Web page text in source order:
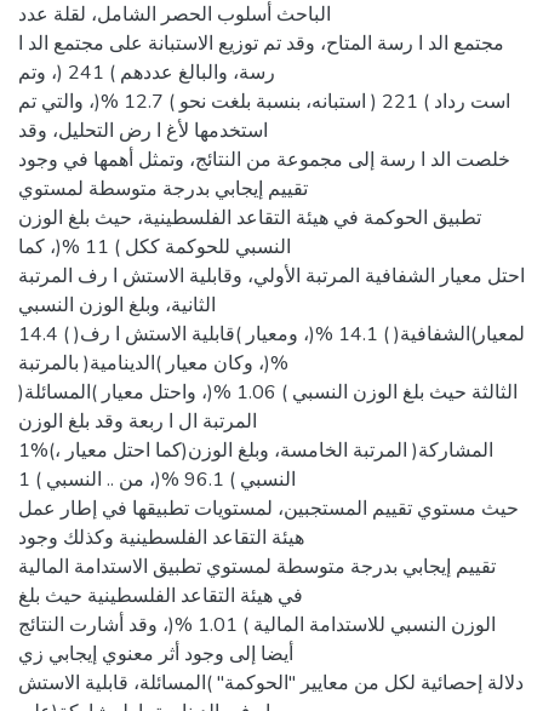
الباحث أسلوب الحصر الشامل، لقلة عدد
مجتمع الد ا رسة المتاح، وقد تم توزيع الاستبانة على مجتمع الد ا
رسة، والبالغ عددهم ) 241 (، وتم
است رداد ) 221 ( استبانه، بنسبة بلغت نحو ) 12.7 %(، والتي تم
استخدمها لأغ ا رض التحليل، وقد
خلصت الد ا رسة إلى مجموعة من النتائج، وتمثل أهمها في وجود
تقييم إيجابي بدرجة متوسطة لمستوي
تطبيق الحوكمة في هيئة التقاعد الفلسطينية، حيث بلغ الوزن
النسبي للحوكمة ككل ) 11 %(، كما
احتل معيار الشفافية المرتبة الأولي، وقابلية الاستش ا رف المرتبة
الثانية، وبلغ الوزن النسبي
لمعيار)الشفافية( ) 14.1 %(، ومعيار )قابلية الاستش ا رف( ) 14.4
%(، وكان معيار )الدينامية( بالمرتبة
الثالثة حيث بلغ الوزن النسبي ) 1.06 %(، واحتل معيار )المسائلة(
المرتبة ال ا ربعة وقد بلغ الوزن
1%(، كما احتل معيار)المشاركة( المرتبة الخامسة، وبلغ الوزن
النسبي ) 96.1 %(، من .. النسبي ) 1
حيث مستوي تقييم المستجبين، لمستويات تطبيقها في إطار عمل
هيئة التقاعد الفلسطينية وكذلك وجود
تقييم إيجابي بدرجة متوسطة لمستوي تطبيق الاستدامة المالية
في هيئة التقاعد الفلسطينية حيث بلغ
الوزن النسبي للاستدامة المالية ) 1.01 %(، وقد أشارت النتائج
أيضا إلى وجود أثر معنوي إيجابي زي
دلالة إحصائية لكل من معايير "الحوكمة" )المسائلة، قابلية الاستش